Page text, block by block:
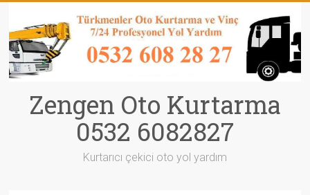
Zengen Oto Kurtarma
0532 6082827
Kurtarıcı çekici oto yol yardım